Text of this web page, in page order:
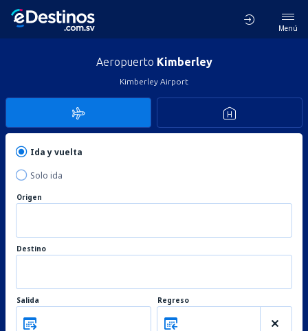
Menú
Aeropuerto Kimberley
Kimberley Airport
Ida y vuelta
Solo ida
Origen
Destino
Salida Regreso